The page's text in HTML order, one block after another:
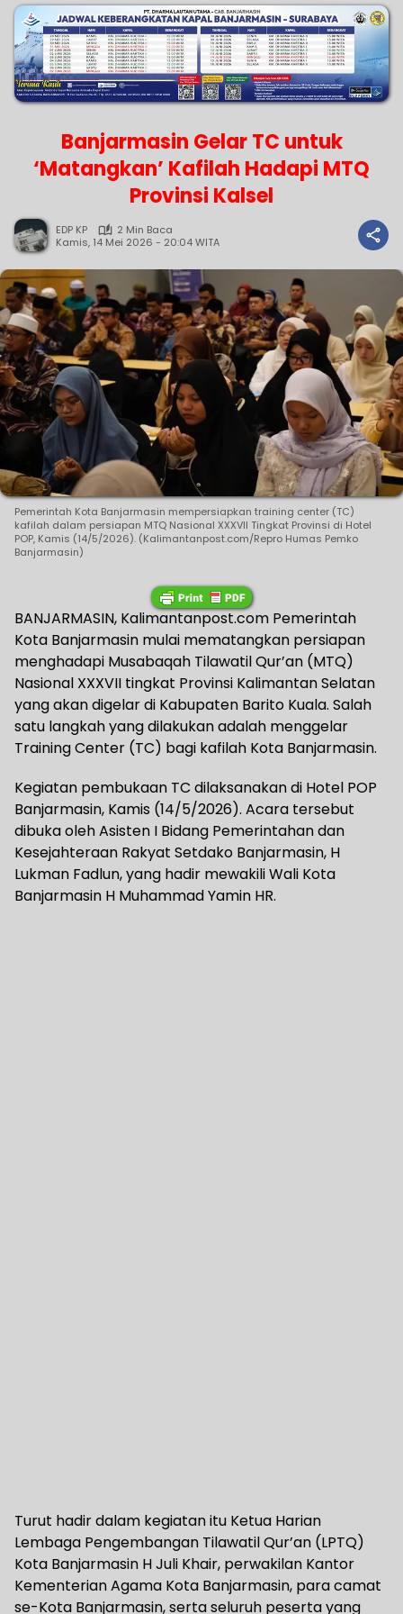
Banjarmasin Gelar TC untuk
‘Matangkan’ Kafilah Hadapi MTQ
Provinsi Kalsel
EDP KP
2 Min Baca
Kamis, 14 Mei 2026 - 20:04 WITA
Pemerintah Kota Banjarmasin mempersiapkan training center (TC)
kafilah dalam persiapan MTQ Nasional XXXVII Tingkat Provinsi di Hotel
POP, Kamis (14/5/2026). (Kalimantanpost.com/Repro Humas Pemko
Banjarmasin)
BANJARMASIN, Kalimantanpost.com Pemerintah
Kota Banjarmasin mulai mematangkan persiapan
menghadapi Musabaqah Tilawatil Qur’an (MTQ)
Nasional XXXVII tingkat Provinsi Kalimantan Selatan
yang akan digelar di Kabupaten Barito Kuala. Salah
satu langkah yang dilakukan adalah menggelar
Training Center (TC) bagi kafilah Kota Banjarmasin.
Kegiatan pembukaan TC dilaksanakan di Hotel POP
Banjarmasin, Kamis (14/5/2026). Acara tersebut
dibuka oleh Asisten I Bidang Pemerintahan dan
Kesejahteraan Rakyat Setdako Banjarmasin, H
Lukman Fadlun, yang hadir mewakili Wali Kota
Banjarmasin H Muhammad Yamin HR.
Turut hadir dalam kegiatan itu Ketua Harian
Lembaga Pengembangan Tilawatil Qur’an (LPTQ)
Kota Banjarmasin H Juli Khair, perwakilan Kantor
Kementerian Agama Kota Banjarmasin, para camat
se-Kota Banjarmasin, serta seluruh peserta yang